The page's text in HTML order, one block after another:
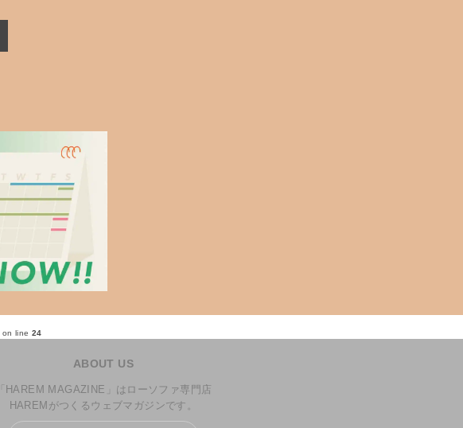
on line24
ABOUT US
「HAREM MAGAZINE」はローソファ専門店
HAREMがつくるウェブマガジンです。